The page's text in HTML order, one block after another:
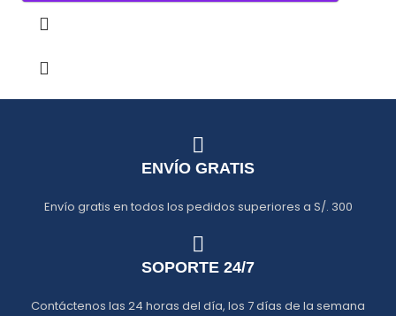
ENVÍO GRATIS
Envío gratis en todos los pedidos superiores a S/. 300
SOPORTE 24/7
Contáctenos las 24 horas del día, los 7 días de la semana